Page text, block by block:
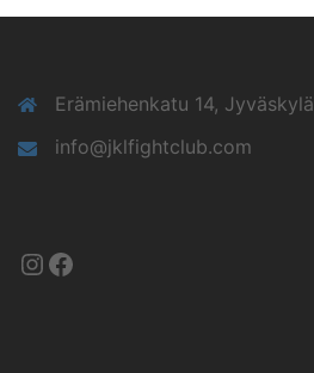
Erämiehenkatu 14, Jyväskylä
info@jklfightclub.com
Instagram Facebook